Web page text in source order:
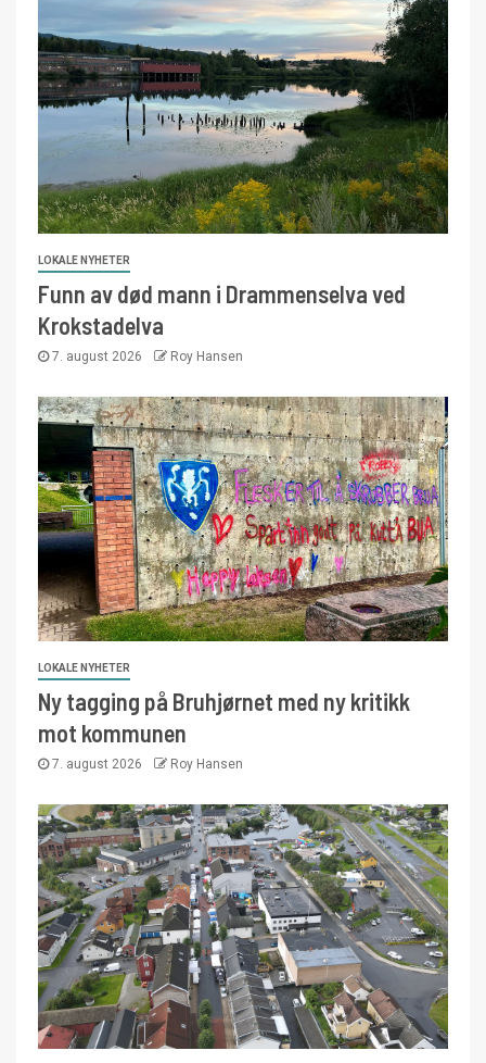
LOKALE NYHETER
Funn av død mann i Drammenselva ved
Krokstadelva
7. august 2026 Roy Hansen
LOKALE NYHETER
Ny tagging på Bruhjørnet med ny kritikk
mot kommunen
7. august 2026 Roy Hansen